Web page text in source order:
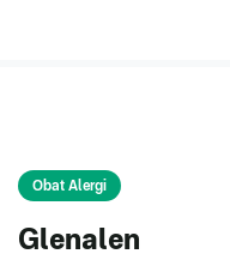
Obat Alergi
Glenalen